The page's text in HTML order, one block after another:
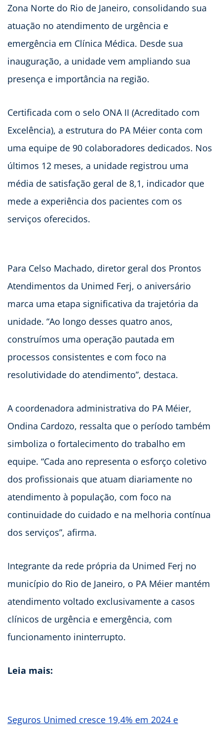
Zona Norte do Rio de Janeiro, consolidando sua
atuação no atendimento de urgência e
emergência em Clínica Médica. Desde sua
inauguração, a unidade vem ampliando sua
presença e importância na região.
Certificada com o selo ONA II (Acreditado com
Excelência), a estrutura do PA Méier conta com
uma equipe de 90 colaboradores dedicados. Nos
últimos 12 meses, a unidade registrou uma
média de satisfação geral de 8,1, indicador que
mede a experiência dos pacientes com os
serviços oferecidos.
Para Celso Machado, diretor geral dos Prontos
Atendimentos da Unimed Ferj, o aniversário
marca uma etapa significativa da trajetória da
unidade. “Ao longo desses quatro anos,
construímos uma operação pautada em
processos consistentes e com foco na
resolutividade do atendimento”, destaca.
A coordenadora administrativa do PA Méier,
Ondina Cardozo, ressalta que o período também
simboliza o fortalecimento do trabalho em
equipe. “Cada ano representa o esforço coletivo
dos profissionais que atuam diariamente no
atendimento à população, com foco na
continuidade do cuidado e na melhoria contínua
dos serviços”, afirma.
Integrante da rede própria da Unimed Ferj no
município do Rio de Janeiro, o PA Méier mantém
atendimento voltado exclusivamente a casos
clínicos de urgência e emergência, com
funcionamento ininterrupto.
Leia mais:
Seguros Unimed cresce 19,4% em 2024 e